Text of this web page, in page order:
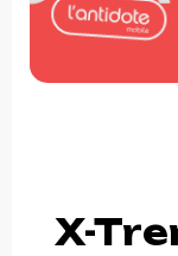
X-